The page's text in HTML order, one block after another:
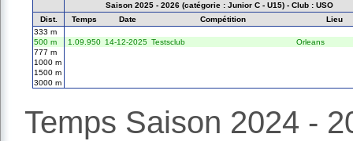
Saison 2025 - 2026 (catégorie : Junior C - U15) - Club : USO
Dist.
Temps Date Compétition
Lieu
333 m
500 m
1.09.950 14-12-2025 Testsclub
Orleans
777 m
1000 m
1500 m
3000 m
Temps Saison 2024 -